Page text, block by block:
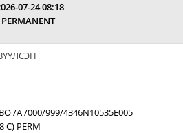
07-24 08:18
PERMANENT
/A /000/999/4346N10535E005
C) PERM